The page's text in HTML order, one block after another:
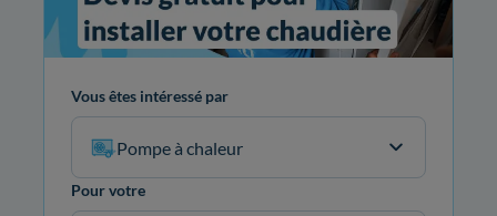
Vous êtes intéressé par
Pompe à chaleur
Pour votre